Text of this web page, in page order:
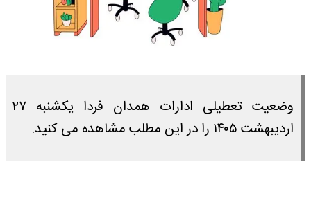
وضعیت تعطیلی ادارات همدان فردا یکشنبه ۲۷
اردیبهشت ۱۴۰۵ را در این مطلب مشاهده می کنید.